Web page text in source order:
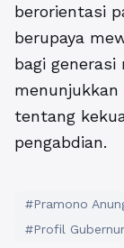
berorientasi
berupaya
bagi
tentang
pengabdian.
#Pramono
#Profil